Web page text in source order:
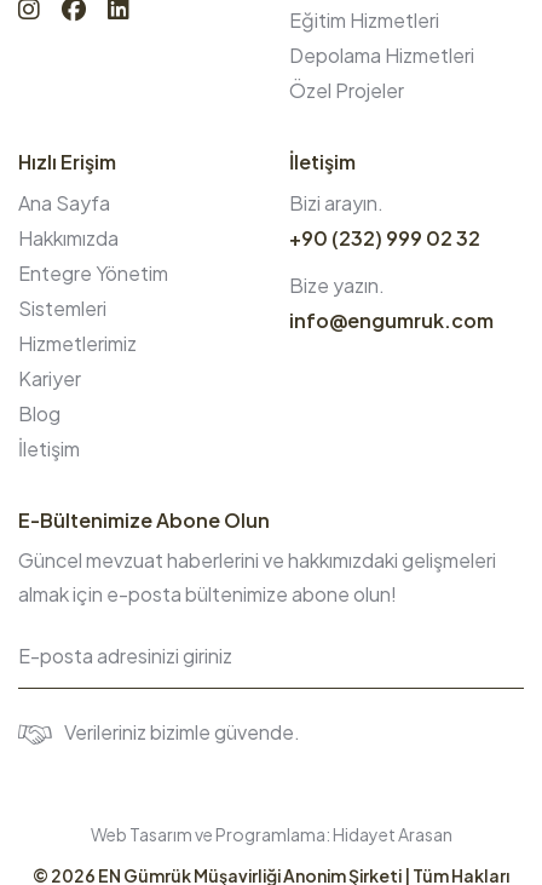
Eğitim Hizmetleri
Depolama Hizmetleri
Özel Projeler
Hızlı Erişim
Ana Sayfa
Hakkımızda
Entegre Yönetim
Sistemleri
Hizmetlerimiz
Kariyer
Blog
İletişim
İletişim
Bizi arayın.
+90 (232) 999 02 32
Bize yazın.
info@engumruk.com
E-Bültenimize Abone Olun
Güncel mevzuat haberlerini ve hakkımızdaki gelişmeleri
almak için e-posta bültenimize abone olun!
Verileriniz bizimle güvende.
© 2026 EN Gümrük Müşavirliği Anonim Şirketi | Tüm Hakları
Web Tasarım ve Programlama: Hidayet Arasan